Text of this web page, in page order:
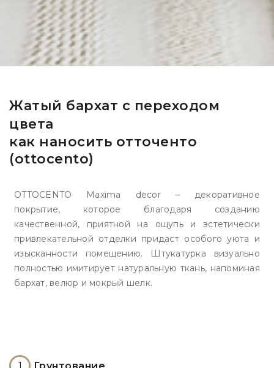
Жатый бархат с переходом
цвета
как наносить отточенто
(ottocento)
OTTOCENTO Maxima decor – декоративное
покрытие, которое благодаря созданию
качественной, приятной на ощупь и эстетически
привлекательной отделки придаст особого уюта и
изысканности помещению. Штукатурка визуально
полностью имитирует натуральную ткань, напоминая
бархат, велюр и мокрый шелк.
1 Грунтование